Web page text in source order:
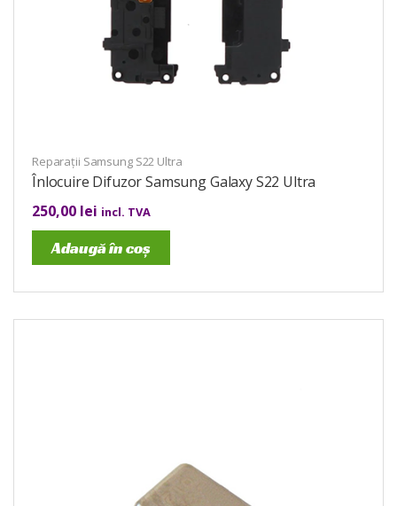
Reparații Samsung S22 Ultra
Înlocuire Difuzor Samsung Galaxy S22 Ultra
250,00 lei incl. TVA
Adaugă în coș